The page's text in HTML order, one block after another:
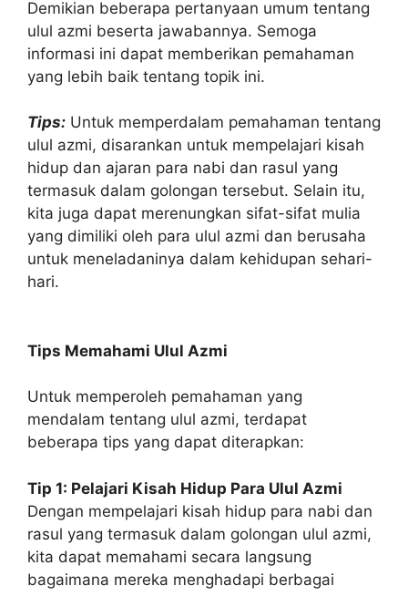
Demikian beberapa pertanyaan umum tentang
ulul azmi beserta jawabannya. Semoga
informasi ini dapat memberikan pemahaman
yang lebih baik tentang topik ini.
Tips: Untuk memperdalam pemahaman tentang
ulul azmi, disarankan untuk mempelajari kisah
hidup dan ajaran para nabi dan rasul yang
termasuk dalam golongan tersebut. Selain itu,
kita juga dapat merenungkan sifat-sifat mulia
yang dimiliki oleh para ulul azmi dan berusaha
untuk meneladaninya dalam kehidupan sehari-
hari.
Tips Memahami Ulul Azmi
Untuk memperoleh pemahaman yang
mendalam tentang ulul azmi, terdapat
beberapa tips yang dapat diterapkan:
Tip 1: Pelajari Kisah Hidup Para Ulul Azmi
Dengan mempelajari kisah hidup para nabi dan
rasul yang termasuk dalam golongan ulul azmi,
kita dapat memahami secara langsung
bagaimana mereka menghadapi berbagai